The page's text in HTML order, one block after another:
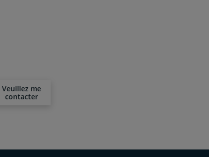
Veuillez me
contacter